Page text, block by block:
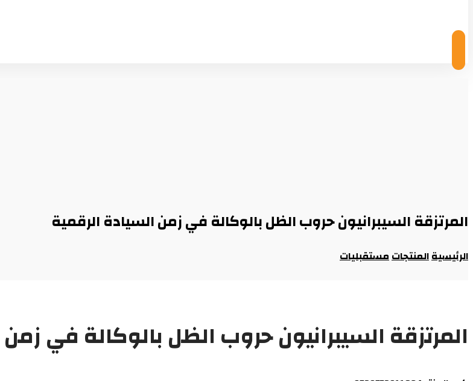
المرتزقة السيبرانيون حروب الظل بالوكالة في زمن السيادة الرقمية
الرئيسيةالمنتجاتمستقبليات
المرتزقة السيبرانيون حروب الظل بالوكالة في